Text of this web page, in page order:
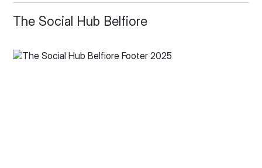
The Social Hub Belfiore